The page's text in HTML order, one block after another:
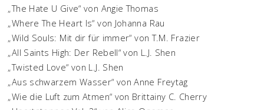
„The Hate U Give“ von Angie Thomas
„Where The Heart Is“ von Johanna Rau
„Wild Souls: Mit dir für immer“ von T.M. Frazier
„All Saints High: Der Rebell“ von L.J. Shen
„Twisted Love“ von L.J. Shen
„Aus schwarzem Wasser“ von Anne Freytag
„Wie die Luft zum Atmen“ von Brittainy C. Cherry